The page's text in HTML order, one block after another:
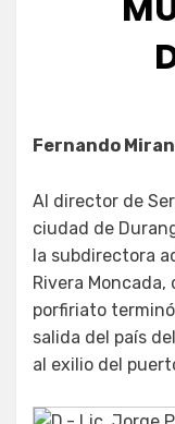
Fernando
Al director de
ciudad de
la subdirectora
Rivera
porfiriato terminó
salida del país
al exilio del